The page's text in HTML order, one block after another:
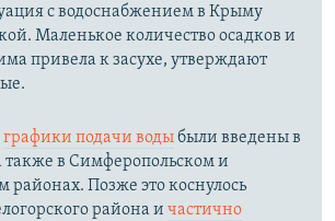
с водоснабжением в Крыму
Маленькое количество осадков и
привела к засухе, утверждают
графики подачи водыбыли введены в
в Симферопольском и
районах. Позже это коснулось
района и частично